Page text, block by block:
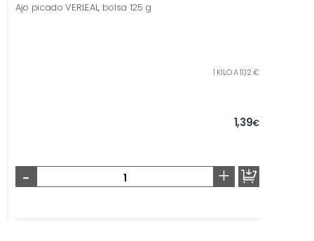
Ajo picado VERLEAL, bolsa 125 g
1 KILO A 11,12 €
1,39€
- +